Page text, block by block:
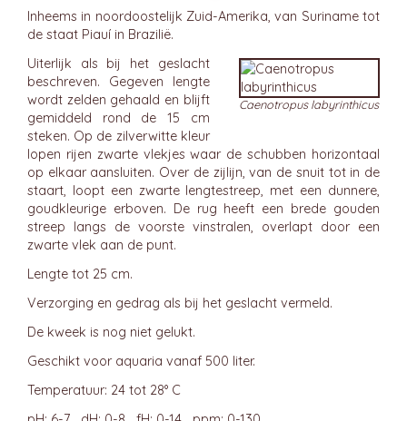
Inheems in noordoostelijk Zuid-Amerika, van Suriname tot
de staat Piauí in Brazilië.
Caenotropus labyrinthicus
Uiterlijk als bij het geslacht
beschreven. Gegeven lengte
wordt zelden gehaald en blijft
gemiddeld rond de 15 cm
steken. Op de zilverwitte kleur
lopen rijen zwarte vlekjes waar de schubben horizontaal
op elkaar aansluiten. Over de zijlijn, van de snuit tot in de
staart, loopt een zwarte lengtestreep, met een dunnere,
goudkleurige erboven. De rug heeft een brede gouden
streep langs de voorste vinstralen, overlapt door een
zwarte vlek aan de punt.
Lengte tot 25 cm.
Verzorging en gedrag als bij het geslacht vermeld.
De kweek is nog niet gelukt.
Geschikt voor aquaria vanaf 500 liter.
Temperatuur: 24 tot 28° C